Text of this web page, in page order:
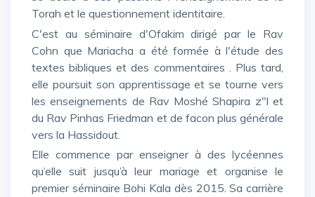
Torah et le questionnement identitaire.
C'est au séminaire d'Ofakim dirigé par le Rav
Cohn que Mariacha a été formée à l'étude des
textes bibliques et des commentaires . Plus tard,
elle poursuit son apprentissage et se tourne vers
les enseignements de Rav Moshé Shapira z"l et
du Rav Pinhas Friedman et de facon plus générale
vers la Hassidout.
Elle commence par enseigner à des lycéennes
qu’elle suit jusqu’à leur mariage et organise le
premier séminaire Bohi Kala dès 2015. Sa carrière